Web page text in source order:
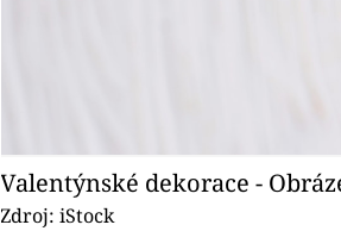
Valentýnské dekorace -
Zdroj: iStock